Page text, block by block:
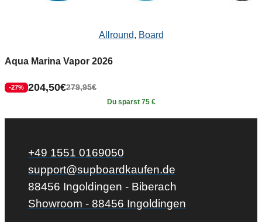
Allround, Board
Aqua Marina Vapor 2026
-27% 279,95€
204,50€
Du sparst 75 €
+49 1551 0169050
support@supboardkaufen.de
88456 Ingoldingen - Biberach
Showroom - 88456 Ingoldingen